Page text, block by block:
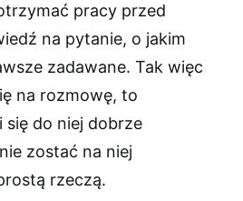
pracy przed
na pytanie, o jakim
zadawane. Tak więc
na rozmowę, to
się do niej dobrze
zostać na niej
rzeczą.